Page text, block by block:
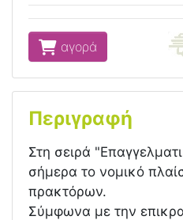
αγορά
Περιγραφή
Στη σειρά
σήμερα το νομικό
πρακτόρων.
Σύμφωνα με την